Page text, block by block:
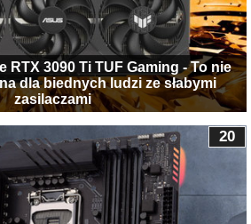
RTX 3090 Ti TUF Gaming - To nie
dla biednych ludzi ze słabymi
zasilaczami
20